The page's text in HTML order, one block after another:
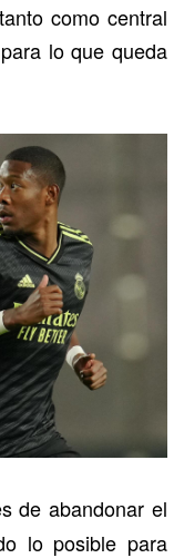
como central
lo que queda
de abandonar el
lo posible para